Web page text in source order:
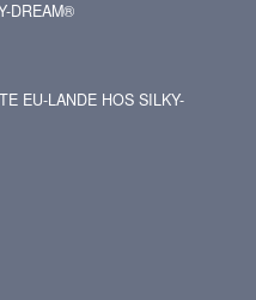
DREAM®
EU-LANDE HOS SILKY-